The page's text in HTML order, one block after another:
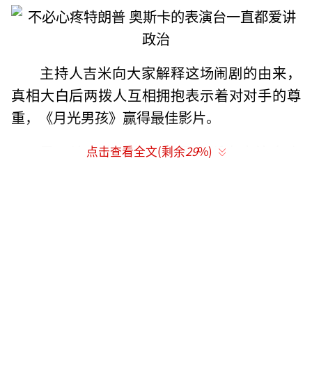
主持人吉米向大家解释这场闹剧的由来，
真相大白后两拨人互相拥抱表示着对对手的尊
重，《月光男孩》赢得最佳影片。
最不让人意外的，便是奥斯卡表演台上
点击查看全文(剩余29%)